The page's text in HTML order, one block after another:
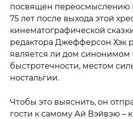
посвящен переосмыслению идеи дома спустя
75 лет после выхода этой хрестоматийной
кинематографической
редактора Джефферсон Хэк рассуждает,
является ли дом синонимом
быстротечности, местом
ностальгии.
Чтобы это выяснить, он
гости к самому Ай Вэйвэю – китайскому